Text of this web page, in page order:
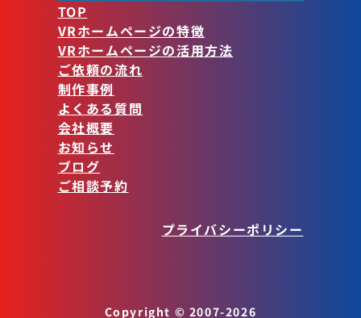
TOP
VRホームページの特徴
VRホームページの活用方法
ご依頼の流れ
制作事例
よくある質問
会社概要
お知らせ
ブログ
ご相談予約
プライバシーポリシー
Copyright © 2007-2026